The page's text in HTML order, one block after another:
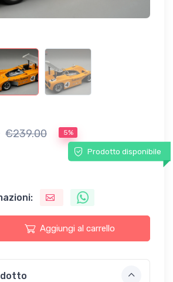
€239.00 5%
Prodotto disponibile
Aggiungi al carrello